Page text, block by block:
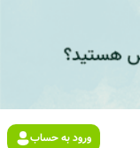
ورود به حساب